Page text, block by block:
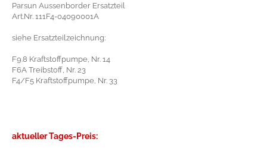
Parsun Aussenborder Ersatzteil
Art.Nr. 111F4-04090001A
siehe Ersatzteilzeichnung:
F9.8 Kraftstoffpumpe, Nr. 14
F6A Treibstoff, Nr. 23
F4/F5 Kraftstoffpumpe, Nr. 33
aktueller Tages-Preis: